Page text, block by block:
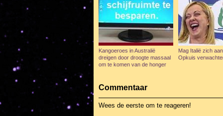
Kangoeroes in Australië
dreigen door droogte massaal
om te komen van de honger
Mag Italië zich
Opkuis
Commentaar
Wees de eerste om te reageren!